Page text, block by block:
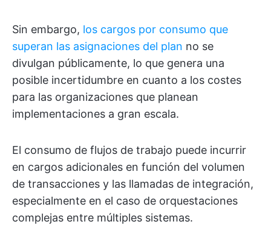
Sin embargo, los cargos por consumo que
superan las asignaciones del plan no se
divulgan públicamente, lo que genera una
posible incertidumbre en cuanto a los costes
para las organizaciones que planean
implementaciones a gran escala.
El consumo de flujos de trabajo puede incurrir
en cargos adicionales en función del volumen
de transacciones y las llamadas de integración,
especialmente en el caso de orquestaciones
complejas entre múltiples sistemas.